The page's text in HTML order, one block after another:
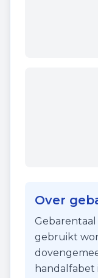
Over
Gebarentaal
gebruikt
handalfabet